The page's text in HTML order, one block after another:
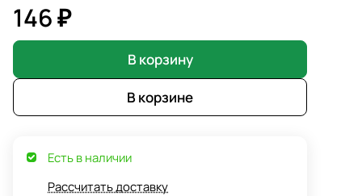
146 ₽
В корзину
В корзине
Есть в наличии
Рассчитать доставку